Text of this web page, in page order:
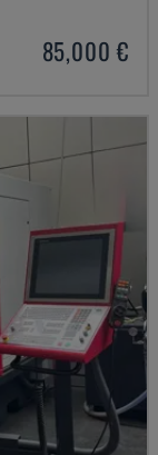
85,000 €